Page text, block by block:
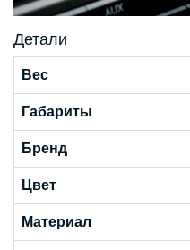
Детали
Вес
Габариты
Бренд
Цвет
Материал